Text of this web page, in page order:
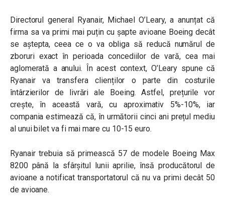
Directorul general Ryanair, Michael O’Leary, a anunțat că
firma sa va primi mai puțincu șapte avioane Boeing decât
se aștepta, ceea ce o va obliga să reducă numărul de
zboruri exact în perioada concediilor de vară, cea mai
aglomerată a anului. În acest context, O’Leary spune că
Ryanair va transfera clienților o parte din costurile
întârzierilor de livrări ale Boeing. Astfel, prețurile vor
crește, în această vară, cu aproximativ 5%-10%, iar
compania estimează că, în următorii cinci ani prețul mediu
al unui bilet va fi mai mare cu 10-15 euro.
Ryanair trebuia să primească 57 de modele Boeing Max
8200 până la sfârșitul lunii aprilie, însă producătorul de
avioane a notificat transportatorul că nu va primi decât 50
de avioane.